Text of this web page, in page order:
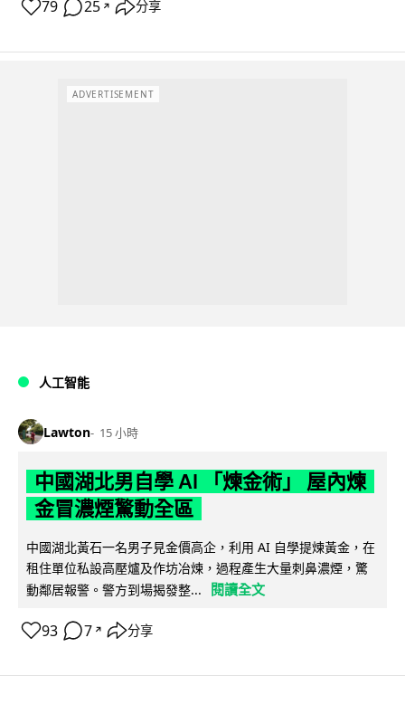
79 25 ↗ 分享
ADVERTISEMENT
人工智能
Lawton 15 小時
中國湖北男自學 AI 「煉金術」 屋內煉
金冒濃煙驚動全區
中國湖北黃石一名男子見金價高企，利用 AI 自學提煉黃金，在
租住單位私設高壓爐及作坊冶煉，過程產生大量刺鼻濃煙，驚
動鄰居報警。警方到場揭發整...
閱讀全文
93 7 ↗ 分享